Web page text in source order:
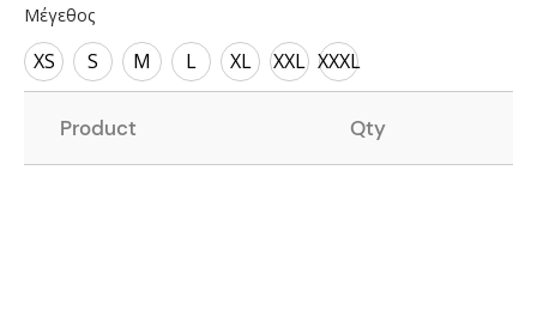
Μέγεθος
XS S M L XL XXL XXXL
Product Qty